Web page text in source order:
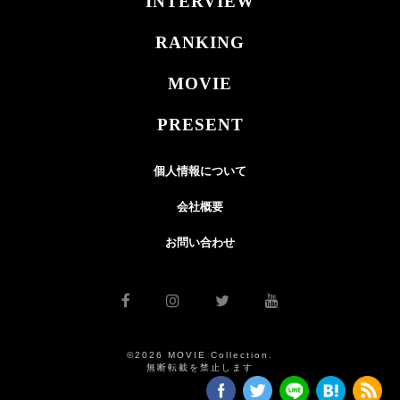
RANKING
MOVIE
PRESENT
個人情報について
会社概要
お問い合わせ
©2026 MOVIE Collection.
無断転載を禁止します